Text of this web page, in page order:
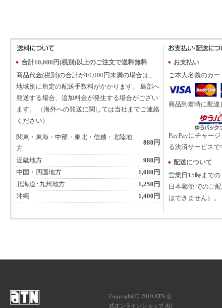
合計10,000円(税別)以上のご注文で送料無料
商品代金(税別)の合計が10,000円未満の場合は、
地域別に所定の配送手数料がかかります。 島部へ
発送する場合、追加料金が発生する場合がござい
ます。 （海外への発送に関しては当社までご連絡
ください）
関東・東海・中部・東北・信越・北陸地
方
880円
近畿地方
980円
中国・四国地方
1,080円
北海道･九州地方
1,250円
沖縄
1,400円
お支払い
ご本人名義のカ
商品到着時に配
PayPayにチャー
る決済サービスで
配送について
営業日15時まで
日本郵便 でのご
はできません）。
Copyright(C) 2010 ATN 公
式オンラインショップ All